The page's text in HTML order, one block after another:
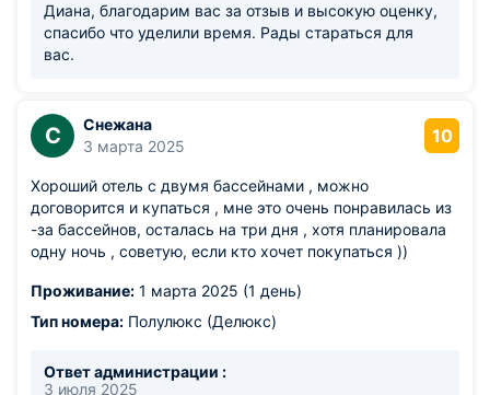
Диана, благодарим вас за отзыв и высокую оценку,
спасибо что уделили время. Рады стараться для
вас.
С
Снежана
3 марта 2025
10
Хороший отель с двумя бассейнами , можно
договорится и купаться , мне это очень понравилась из
-за бассейнов, осталась на три дня , хотя планировала
одну ночь , советую, если кто хочет покупаться ))
Проживание: 1 марта 2025 (1 день)
Тип номера: Полулюкс (Делюкс)
Ответ администрации :
3 июля 2025